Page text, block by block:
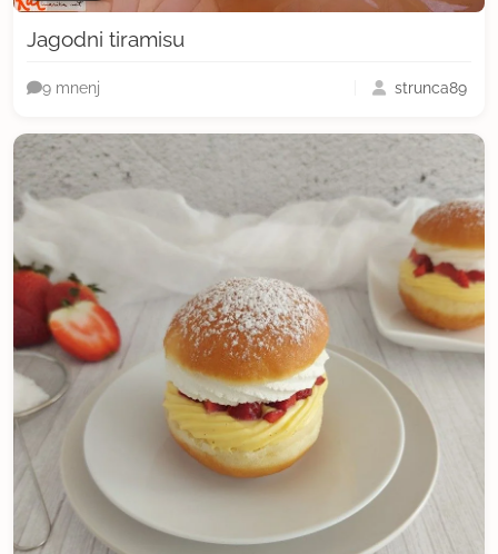
Jagodni tiramisu
9 mnenj strunca89